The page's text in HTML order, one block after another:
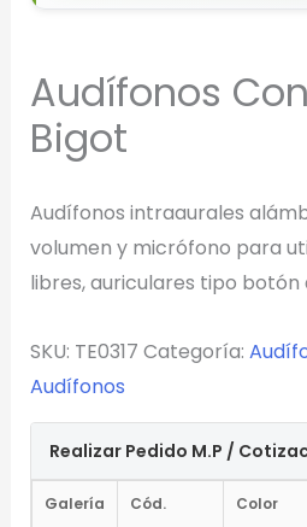
Audífonos
Bigot
Audífonos intraaurales
volumen y micrófono para
libres, auriculares tipo botón
SKU: TE0317 Categoría:
Audífonos
Realizar Pedido M.P /
Galería Cód. Color